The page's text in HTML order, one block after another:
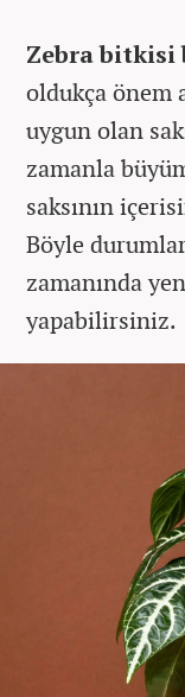
Zebra bitkisi
oldukça önem
uygun olan
zamanla
saksının
Böyle
zamanında
yapabilirsiniz.